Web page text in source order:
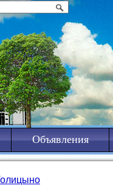
Объявления